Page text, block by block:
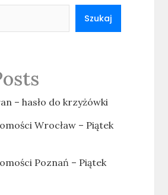
Szukaj
– hasło do krzyżówki
Wrocław – Piątek
Poznań – Piątek